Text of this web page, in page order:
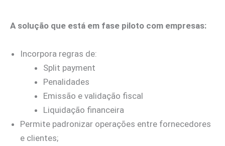
A solução que está em fase piloto com empresas:
Incorpora regras de:
Split payment
Penalidades
Emissão e validação fiscal
Liquidação financeira
Permite padronizar operações entre fornecedores
e clientes;